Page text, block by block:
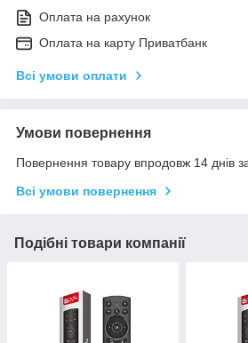
Оплата на рахунок
Оплата на карту Приватбанк
Всі умови оплати
Умови повернення
Повернення товару впродовж 14 днів
Всі умови повернення
Подібні товари компанії